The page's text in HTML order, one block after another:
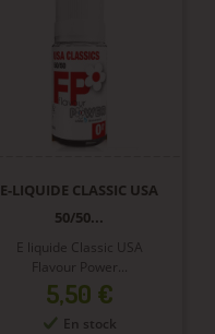
E-LIQUIDE CLASSIC USA
50/50...
E liquide Classic USA
Flavour Power...
Prix
5,50 €
En stock